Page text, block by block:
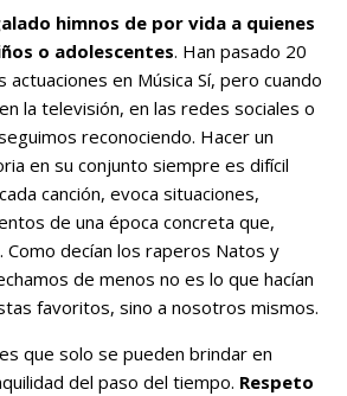
himnos de por vida a quienes
o adolescentes. Han pasado 20
actuaciones en Música Sí, pero cuando
la televisión, en las redes sociales o
reconociendo. Hacer un
en su conjunto siempre es difícil
canción, evoca situaciones,
de una época concreta que,
Como decían los raperos Natos y
de menos no es lo que hacían
favoritos, sino a nosotros mismos.
que solo se pueden brindar en
del paso del tiempo. Respeto